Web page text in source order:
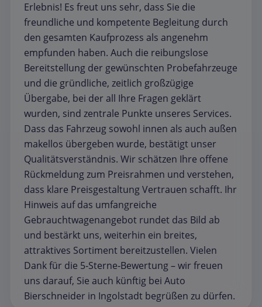
Erlebnis! Es freut uns sehr, dass Sie die
freundliche und kompetente Begleitung durch
den gesamten Kaufprozess als angenehm
empfunden haben. Auch die reibungslose
Bereitstellung der gewünschten Probefahrzeuge
und die gründliche, zeitlich großzügige
Übergabe, bei der all Ihre Fragen geklärt
wurden, sind zentrale Punkte unseres Services.
Dass das Fahrzeug sowohl innen als auch außen
makellos übergeben wurde, bestätigt unser
Qualitätsverständnis. Wir schätzen Ihre offene
Rückmeldung zum Preisrahmen und verstehen,
dass klare Preisgestaltung Vertrauen schafft. Ihr
Hinweis auf das umfangreiche
Gebrauchtwagenangebot rundet das Bild ab
und bestärkt uns, weiterhin ein breites,
attraktives Sortiment bereitzustellen. Vielen
Dank für die 5‑Sterne‑Bewertung – wir freuen
uns darauf, Sie auch künftig bei Auto
Bierschneider in Ingolstadt begrüßen zu dürfen.